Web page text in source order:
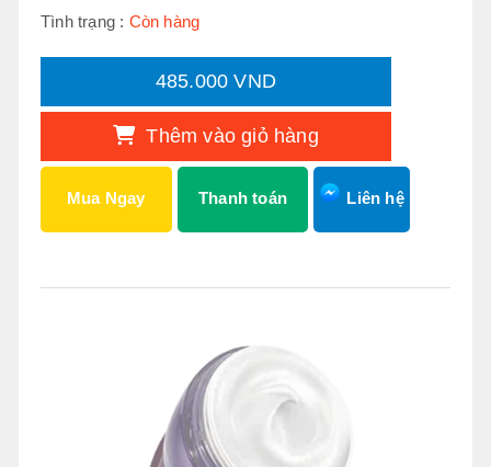
Tình trạng : Còn hàng
485.000 VND
Thêm vào giỏ hàng
Mua Ngay Thanh toán Liên hệ